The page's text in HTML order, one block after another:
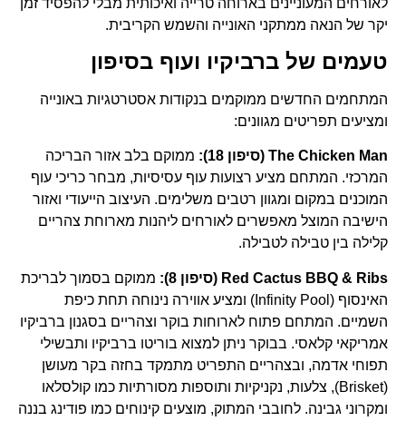
יקר של הנאה ממתקני האונייה והשמש הקריבית.
טעמים של ברביקיו ועוף בסיפון
המתחמים החדשים ממוקמים בנקודות אסטרטגיות באונייה
ומציעים תפריטים מגוונים:
The Chicken Man (סיפון 18):
ממוקם בלב אזור הבריכה
המרכזי. המתחם מציע רצועות עוף עסיסיות, מבחר כריכי עוף
המוכנים במקום ומגוון רטבים משלימים. העיצוב הייעודי ואזור
הישיבה המוצל מאפשרים לאורחים ליהנות מארוחת צהריים
קלילה בין טבילה לטבילה.
Red Cactus BBQ & Ribs (סיפון 8):
ממוקם בסמוך לבריכת
האינסוף (Infinity Pool) ומציע אווירה נינוחה תחת כיפת
השמיים. המתחם פתוח לארוחות בוקר וצהריים בסגנון ברביקיו
אמריקאי קלאסי. בבוקר ניתן למצוא בוריטו ברביקיו ותבשילי
תפוחי אדמה, ובצהריים התפריט מתמקד בחזה בקר מעושן
(Brisket), צלעות, נקניקיות ותוספות מסורתיות כמו קולסלאו
ומקרוני גבינה. לחובבי המתוק, מוצעים קינוחים כמו פודינג בננה